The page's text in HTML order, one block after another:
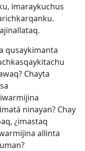
imaraykuchus
qusaykimanta
Chayta
ninayan? Chay
¿imastaq
allinta